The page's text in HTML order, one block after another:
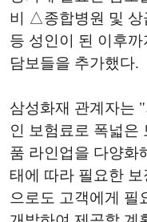
비 △종합병원 및 상
등 성인이 된 이후
담보들을 추가했다.
삼성화재 관계자는
인 보험료로 폭넓은
품 라인업을 다양화
태에 따라 필요한
으로도 고객에게 필